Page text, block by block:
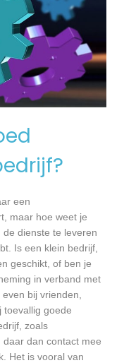
een
maar hoe weet je
dienste te leveren
Is een klein bedrijf,
geschikt, of ben je
in verband met
bij vrienden,
toevallig goede
zoals
daar dan contact mee
Het is vooral van